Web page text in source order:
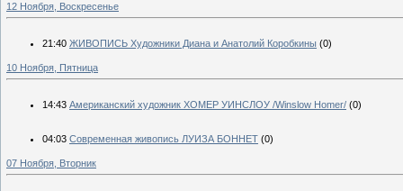
12 Ноября, Воскресенье
21:40 ЖИВОПИСЬ Художники Диана и Анатолий Коробкины (0)
10 Ноября, Пятница
14:43 Американский художник ХОМЕР УИНСЛОУ /Winslow Homer/ (0)
04:03 Современная живопись ЛУИЗА БОННЕТ (0)
07 Ноября, Вторник